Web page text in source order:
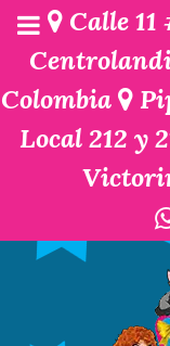
Calle
Colombia
Local 212 y